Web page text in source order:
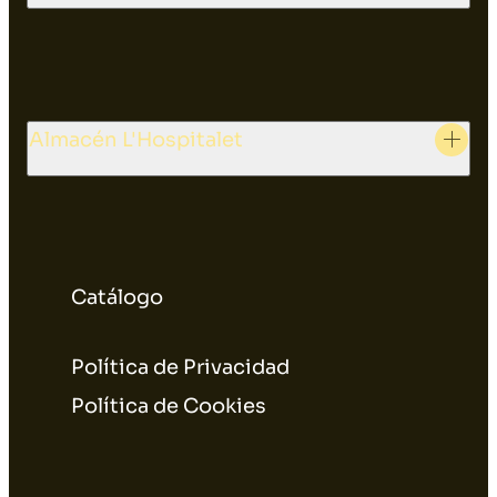
Catálogo
Política de Privacidad
Política de Cookies
Almacén L'Hospitalet